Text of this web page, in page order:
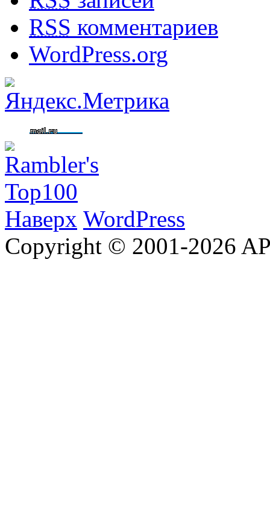
RSS комментариев
WordPress.org
Наверх WordPress
Copyright © 2001-2026